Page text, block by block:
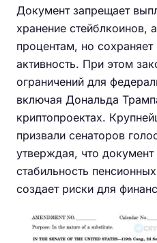
Документ запрещает
хранение стейблкоинов,
процентам, но
активность. При этом
ограничений для
включая Дональда
криптопроектах.
призвали сенаторов
утверждая, что документ
стабильность
создает риски для